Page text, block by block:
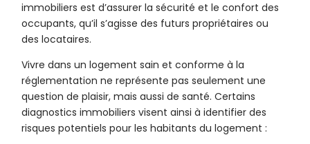
immobiliers est d’assurer la sécurité et le confort des
occupants, qu’il s’agisse des futurs propriétaires ou
des locataires.
Vivre dans un logement sain et conforme à la
réglementation ne représente pas seulement une
question de plaisir, mais aussi de santé. Certains
diagnostics immobiliers visent ainsi à identifier des
risques potentiels pour les habitants du logement :